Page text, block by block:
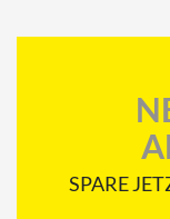
SPARE